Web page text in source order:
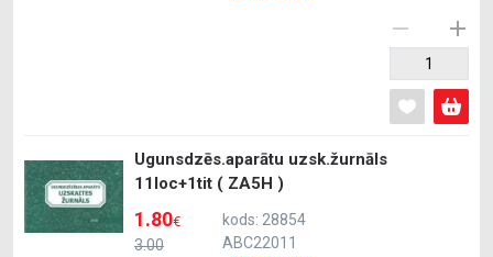
Ugunsdzēs.aparātu uzsk.žurnāls
11loc+1tit ( ZA5H )
3.00
1.80€
kods: 28854
ABC22011